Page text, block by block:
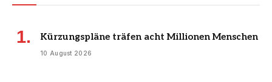
Kürzungspläne träfen acht Millionen Menschen
10 August 2026